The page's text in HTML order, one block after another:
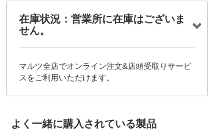
在庫状況：営業所に在庫はございま
せん。
マルツ全店でオンライン注文&店頭受取りサービ
スをご利用いただけます。
よく一緒に購入されている製品